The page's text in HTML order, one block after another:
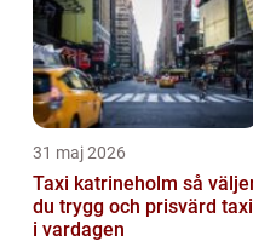
31 maj 2026
Taxi katrineholm så väljer
du trygg och prisvärd taxi
i vardagen